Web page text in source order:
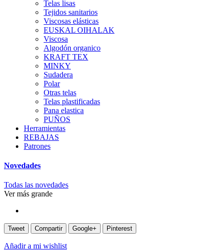
Telas lisas
Tejidos sanitarios
Viscosas elásticas
EUSKAL OIHALAK
Viscosa
Algodón organico
KRAFT TEX
MINKY
Sudadera
Polar
Otras telas
Telas plastificadas
Pana elastica
PUÑOS
Herramientas
REBAJAS
Patrones
Novedades
Todas las novedades
Ver más grande
Tweet Compartir Google+ Pinterest
Añadir a mi wishlist